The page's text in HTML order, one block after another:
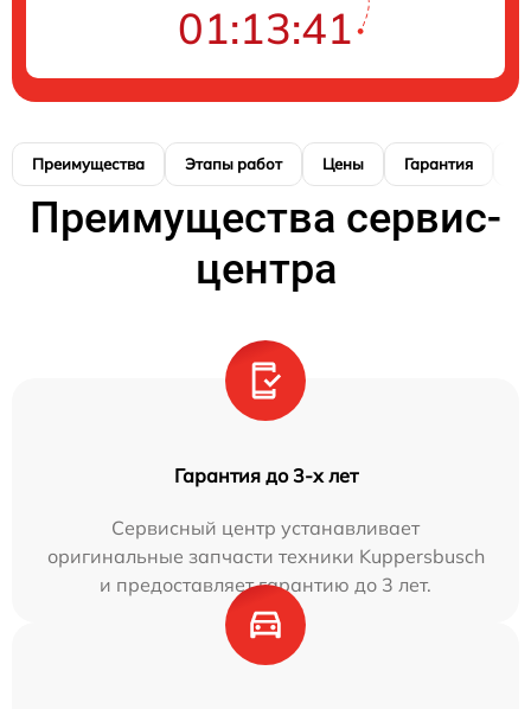
01:13:40
Преимущества Этапы работ Цены Гарантия
Преимущества сервис-
центра
Гарантия до 3-х лет
Сервисный центр устанавливает
оригинальные запчасти техники Kuppersbusch
и предоставляет гарантию до 3 лет.